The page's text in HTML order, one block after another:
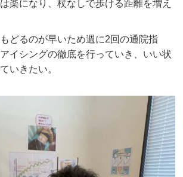
楽になり、杖なしで歩ける距離を増え
どるのが早いため週に2回の通院指
イシングの徹底を行っていき、いい状
いきたい。